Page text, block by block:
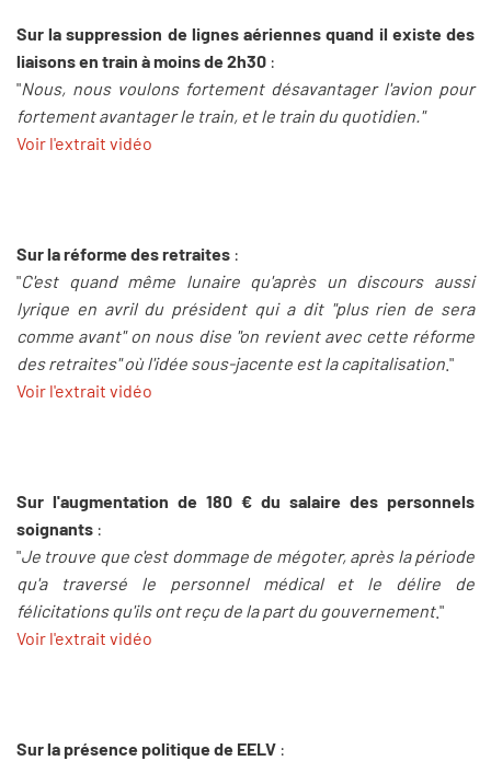
Sur la suppression de lignes aériennes quand il existe des
liaisons en train à moins de 2h30 :
"Nous, nous voulons fortement désavantager l'avion pour
fortement avantager le train, et le train du quotidien."
Voir l'extrait vidéo
Sur la réforme des retraites :
"C'est quand même lunaire qu'après un discours aussi
lyrique en avril du président qui a dit "plus rien de sera
comme avant" on nous dise "on revient avec cette réforme
des retraites" où l'idée sous-jacente est la capitalisation ."
Voir l'extrait vidéo
Sur l'augmentation de 180 € du salaire des personnels
soignants :
"Je trouve que c'est dommage de mégoter, après la période
qu'a traversé le personnel médical et le délire de
félicitations qu'ils ont reçu de la part du gouvernement."
Voir l'extrait vidéo
Sur la présence politique de EELV :